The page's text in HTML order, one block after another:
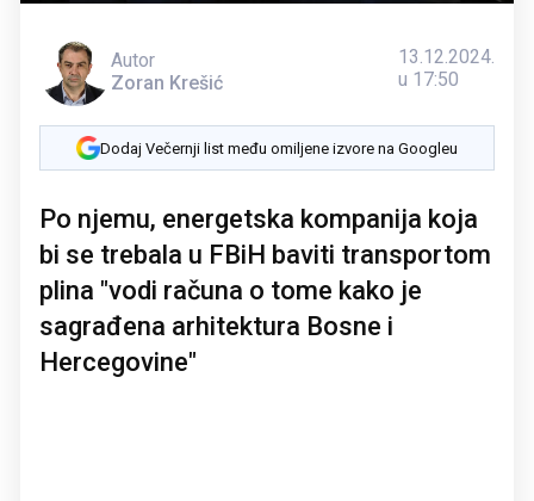
Autor
Zoran Krešić
13.12.2024.
u 17:50
Dodaj Večernji list među omiljene izvore na Googleu
Po njemu, energetska kompanija koja
bi se trebala u FBiH baviti transportom
plina "vodi računa o tome kako je
sagrađena arhitektura Bosne i
Hercegovine"